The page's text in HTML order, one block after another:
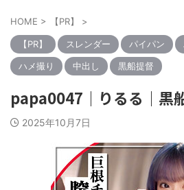
HOME > 【PR】 >
【PR】 スレンダー パイパン
ハメ撮り
中出し 黒船提督
papa0047｜りるる｜黒
2025年10月7日